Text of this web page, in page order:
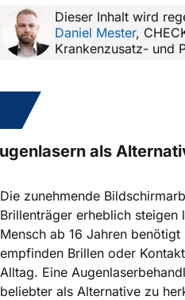
Dieser Inhalt wird
Daniel Mester,
Krankenzusatz- und
als
Die zunehmende
Brillenträger erheblich steigen
Mensch ab 16 Jahren
empfinden Brillen oder
Alltag. Eine
beliebter als Alternative zu